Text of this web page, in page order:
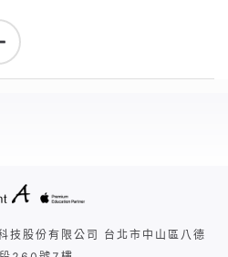
股份有限公司 台北市中山區八德